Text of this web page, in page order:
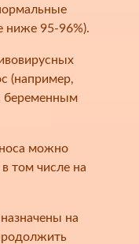
ниже 95-96%).
(например,
беременным
можно
том числе на
на